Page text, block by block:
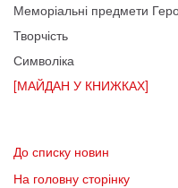
Меморіальні предмети
Творчість
Символіка
[МАЙДАН У КНИЖКАХ]
До списку новин
На головну сторінку